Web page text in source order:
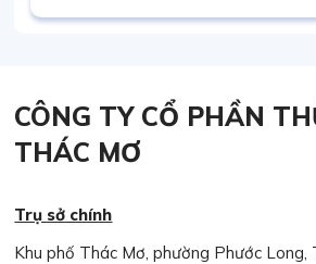
CÔNG TY CỔ PHẦN
THÁC MƠ
Trụ sở chính
Khu phố Thác Mơ, phường Phước